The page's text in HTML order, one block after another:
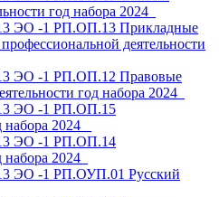
год набора 2024_
ЭО -1 РП.ОП.13 Прикладные
деятельности
ЭО -1 РП.ОП.12 Правовые
год набора 2024_
ЭО -1 РП.ОП.15
2024 _
ЭО -1 РП.ОП.14
2024_
ЭО -1 РП.ОУП.01 Русский